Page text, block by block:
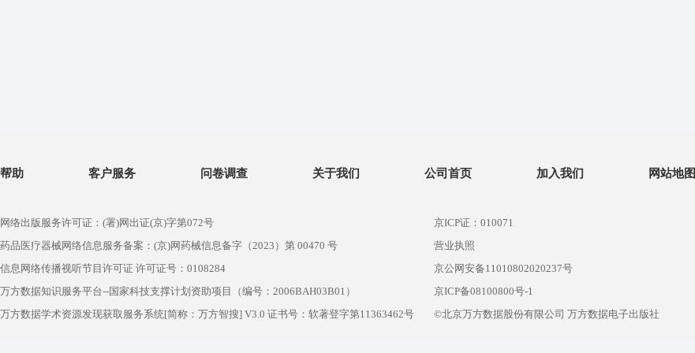
帮助 客户服务 问卷调查 关于我们 公司首页 加入我们 网站地图
网络出版服务许可证：(署)网出证(京)字第072号
药品医疗器械网络信息服务备案：(京)网药械信息备字（2023）第 00470 号
信息网络传播视听节目许可证 许可证号：0108284
万方数据知识服务平台--国家科技支撑计划资助项目（编号：2006BAH03B01）
万方数据学术资源发现获取服务系统[简称：万方智搜] V3.0 证书号：软著登字第11363462号
京ICP证：010071
营业执照
京公网安备11010802020237号
京ICP备08100800号-1
©北京万方数据股份有限公司 万方数据电子出版社